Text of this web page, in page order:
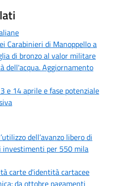
Carabinieri di Manoppello a
di bronzo al valor militare
dell'acqua. Aggiornamento
e 14 aprile e fase potenziale
dell’avanzo libero di
per 550 mila
carte d'identità cartacee
da ottobre pagamenti